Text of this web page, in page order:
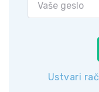
Ustvari